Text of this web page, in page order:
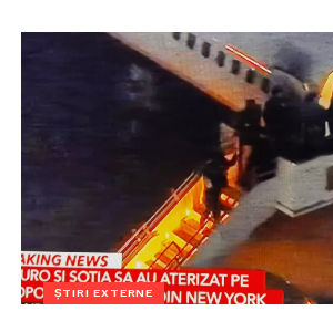
ȘTIRI EXTERNE